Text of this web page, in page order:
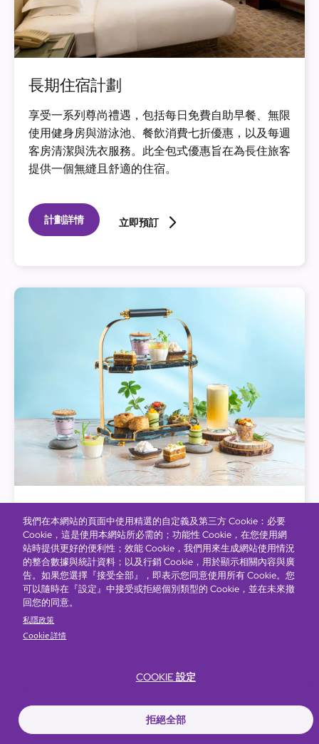
長期住宿計劃
享受一系列尊尚禮遇，包括每日免費自助早餐、無限
使用健身房與游泳池、餐飲消費七折優惠，以及每週
客房清潔與洗衣服務。此全包式優惠旨在為長住旅客
提供一個無縫且舒適的住宿。
計劃詳情 立即預訂
Regal Club 富豪薈
「Regal Club 富豪薈」為全新的餐飲獎賞計劃，為您
提供方便快捷的方式，於集團旗下之超過30間參與
餐廳、商場及網上商店等以合資格消費賺取積分，可
兌換精彩獎賞。消費愈多，獎賞愈多！
我們在本網站的頁面中使用精選的自定義及第三方 Cookie：必要
Cookie，這是使用本網站所必需的；功能性 Cookie，在您使用網
站時提供更好的便利性；效能 Cookie，我們用來生成網站使用情況
的整合數據與統計資料；以及行銷 Cookie，用於顯示相關內容與廣
告。如果您選擇『接受全部』，即表示您同意使用所有 Cookie。您
可以隨時在『設定』中接受或拒絕個別類型的 Cookie，並在未來撤
回您的同意。
私隱政策
Cookie 詳情
COOKIE 設定
拒絕全部